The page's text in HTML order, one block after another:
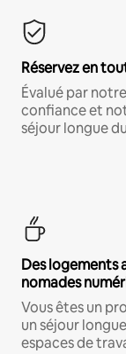
Réservez en
Évalué par
confiance et
séjour longue
Des logements
nomades
Vous êtes un
un séjour
espaces de